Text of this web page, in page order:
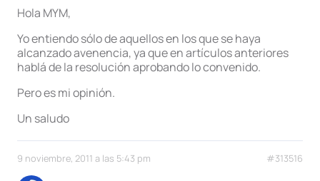
Hola MYM,
Yo entiendo sólo de aquellos en los que se haya
alcanzado avenencia, ya que en artículos anteriores
hablá de la resolución aprobando lo convenido.
Pero es mi opinión.
Un saludo
9 noviembre, 2011 a las 5:43 pm #313516